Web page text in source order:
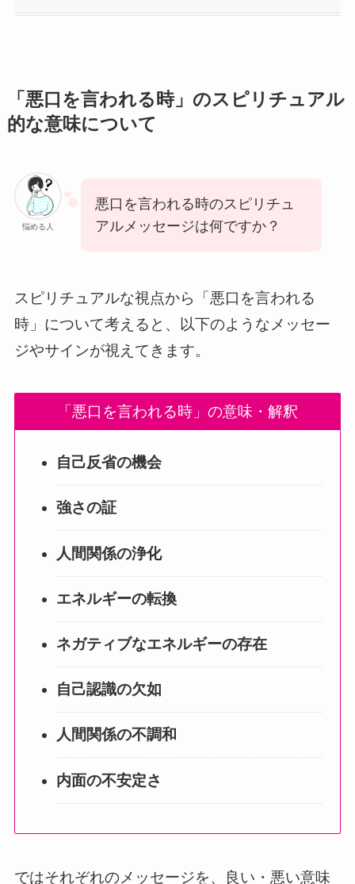
「悪口を言われる時」のスピリチュアル
的な意味について
悩める人
悪口を言われる時のスピリチュ
アルメッセージは何ですか？
スピリチュアルな視点から「悪口を言われる
時」について考えると、以下のようなメッセー
ジやサインが視えてきます。
「悪口を言われる時」の意味・解釈
自己反省の機会
強さの証
人間関係の浄化
エネルギーの転換
ネガティブなエネルギーの存在
自己認識の欠如
人間関係の不調和
内面の不安定さ
ではそれぞれのメッセージを、良い・悪い意味